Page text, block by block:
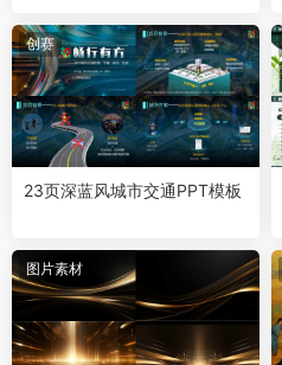
创赛
23页深蓝风城市交通PPT模板
图片素材